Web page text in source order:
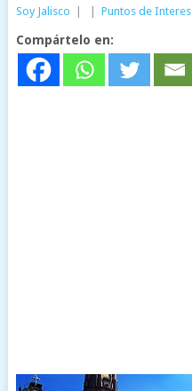
Soy Jalisco Puntos de Interes
Compártelo en: